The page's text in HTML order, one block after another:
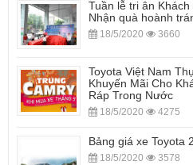
Tuần lễ tri ân
Nhận quà hoành
18/5/2020 3660
Toyota Việt Nam
Khuyến Mãi Cho
Ráp Trong Nước
18/5/2020 4275
Bảng giá xe Toyota
18/5/2020 3578